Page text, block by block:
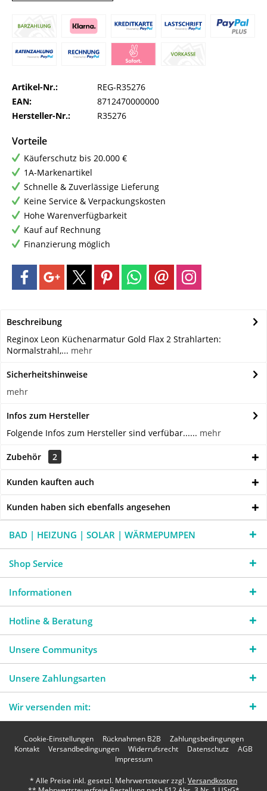
Artikel-Nr.:
REG-R35276
EAN:
8712470000000
Hersteller-Nr.:
R35276
Vorteile
Käuferschutz bis 20.000 €
1A-Markenartikel
Schnelle & Zuverlässige Lieferung
Keine Service & Verpackungskosten
Hohe Warenverfügbarkeit
Kauf auf Rechnung
Finanzierung möglich
Beschreibung
Reginox Leon Küchenarmatur Gold Flax 2 Strahlarten:
Normalstrahl,... mehr
Sicherheitshinweise
mehr
Infos zum Hersteller
Folgende Infos zum Hersteller sind verfübar...... mehr
Zubehör 2
Kunden kauften auch
Kunden haben sich ebenfalls angesehen
BAD | HEIZUNG | SOLAR | WÄRMEPUMPEN
Shop Service
Informationen
Hotline & Beratung
Unsere Communitys
Unsere Zahlungsarten
Wir versenden mit:
Cookie-Einstellungen Rücknahmen B2B
Zahlungsbedingungen
Kontakt
Versandbedingungen Widerrufsrecht Datenschutz
AGB
Impressum
* Alle Preise inkl. gesetzl. Mehrwertsteuer zzgl.Versandkosten